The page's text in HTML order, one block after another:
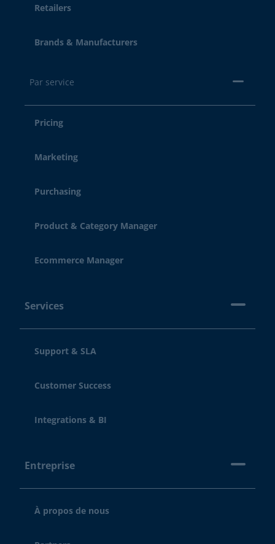
Retailers
Brands & Manufacturers
Par service
Pricing
Marketing
Purchasing
Product & Category Manager
Ecommerce Manager
Services
Support & SLA
Customer Success
Integrations & BI
Entreprise
À propos de nous